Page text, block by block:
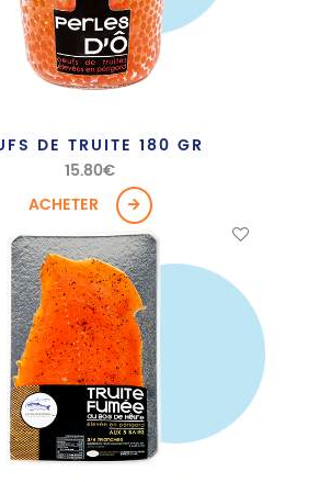
DE TRUITE 180 GR
15.80€
ACHETER